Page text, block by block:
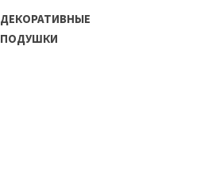
ДЕКОРАТИВНЫЕ
ПОДУШКИ